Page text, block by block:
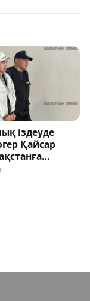
іздеуде
Қайсар